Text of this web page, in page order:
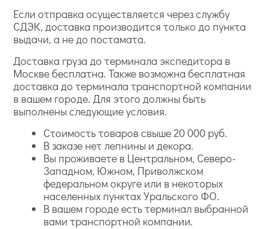
Если отправка осуществляется через службу
СДЭК, доставка производится только до пункта
выдачи, а не до постамата.
Доставка груза до терминала экспедитора в
Москве бесплатна. Также возможна бесплатная
доставка до терминала транспортной компании
в вашем городе. Для этого должны быть
выполнены следующие условия.
Стоимость товаров свыше 20 000 руб.
В заказе нет лепнины и декора.
Вы проживаете в Центральном, Северо-
Западном, Южном, Приволжском
федеральном округе или в некоторых
населенных пунктах Уральского ФО.
В вашем городе есть терминал выбранной
вами транспортной компании.